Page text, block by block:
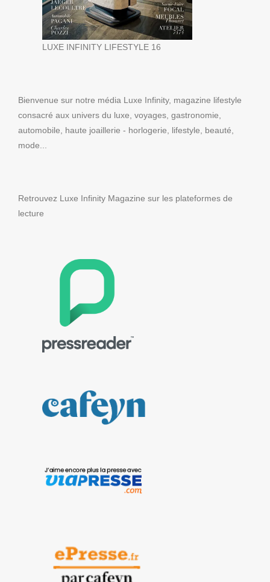
LUXE INFINITY LIFESTYLE 16
Bienvenue sur notre média Luxe Infinity, magazine lifestyle
consacré aux univers du luxe, voyages, gastronomie,
automobile, haute joaillerie - horlogerie, lifestyle, beauté,
mode...
Retrouvez Luxe Infinity Magazine sur les plateformes de
lecture